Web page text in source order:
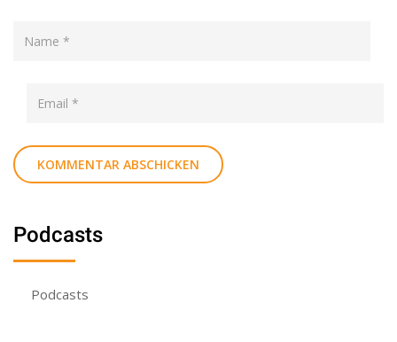
Podcasts
Podcasts